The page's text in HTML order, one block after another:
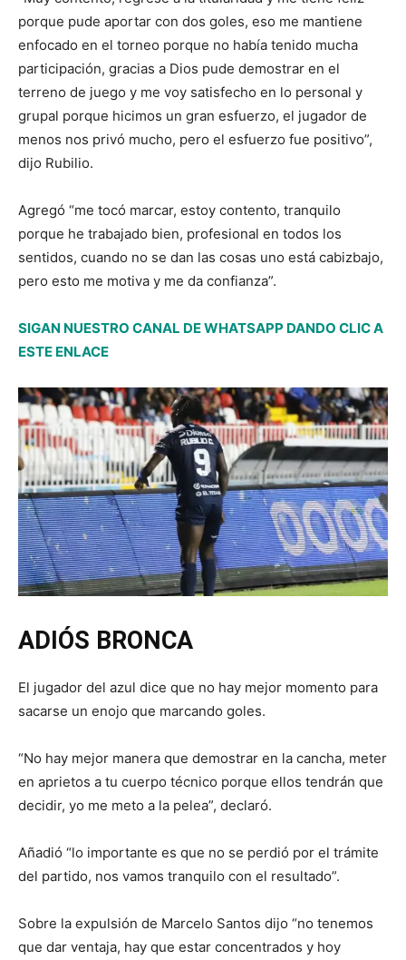
porque pude aportar con dos goles, eso me mantiene
enfocado en el torneo porque no había tenido mucha
participación, gracias a Dios pude demostrar en el
terreno de juego y me voy satisfecho en lo personal y
grupal porque hicimos un gran esfuerzo, el jugador de
menos nos privó mucho, pero el esfuerzo fue positivo”,
dijo Rubilio.
Agregó “me tocó marcar, estoy contento, tranquilo
porque he trabajado bien, profesional en todos los
sentidos, cuando no se dan las cosas uno está cabizbajo,
pero esto me motiva y me da confianza”.
SIGAN NUESTRO CANAL DE WHATSAPP DANDO CLIC A
ESTE ENLACE
ADIÓS BRONCA
El jugador del azul dice que no hay mejor momento para
sacarse un enojo que marcando goles.
“No hay mejor manera que demostrar en la cancha, meter
en aprietos a tu cuerpo técnico porque ellos tendrán que
decidir, yo me meto a la pelea”, declaró.
Añadió “lo importante es que no se perdió por el trámite
del partido, nos vamos tranquilo con el resultado”.
Sobre la expulsión de Marcelo Santos dijo “no tenemos
que dar ventaja, hay que estar concentrados y hoy